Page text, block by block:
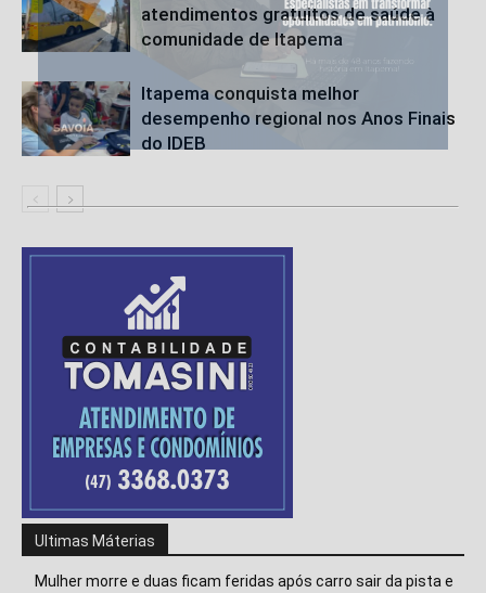
atendimentos gratuitos de saúde à
comunidade de Itapema
Itapema conquista melhor
desempenho regional nos Anos Finais
do IDEB
Ultimas Máterias
Mulher morre e duas ficam feridas após carro sair da pista e